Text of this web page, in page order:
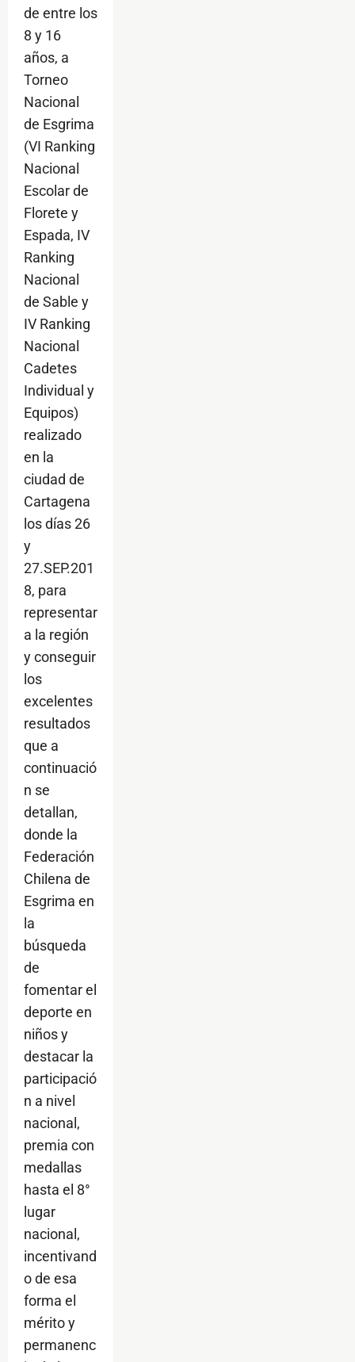
de entre los
8 y 16
años, a
Torneo
Nacional
de Esgrima
(VI Ranking
Nacional
Escolar de
Florete y
Espada, IV
Ranking
Nacional
de Sable y
IV Ranking
Nacional
Cadetes
Individual y
Equipos)
realizado
en la
ciudad de
Cartagena
los días 26
y
27.SEP.201
8, para
representar
a la región
y conseguir
los
excelentes
resultados
que a
continuació
n se
detallan,
donde la
Federación
Chilena de
Esgrima en
la
búsqueda
de
fomentar el
deporte en
niños y
destacar la
participació
n a nivel
nacional,
premia con
medallas
hasta el 8°
lugar
nacional,
incentivand
o de esa
forma el
mérito y
permanenc